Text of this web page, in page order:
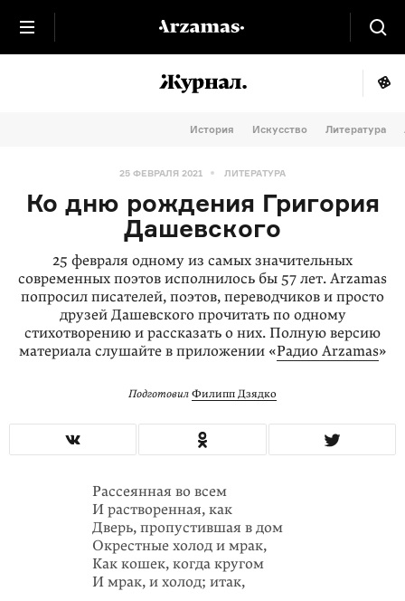
История Искусство Литература
25 ФЕВРАЛЯ 2021 ЛИТЕРАТУРА
Ко дню рождения Григория
Дашевского
25 февраля одному из самых значительных
современных поэтов исполнилось бы 57 лет. Arzamas
попросил писателей, поэтов, переводчиков и просто
друзей Дашевского прочитать по одному
стихотворению и рассказать о них. Полную версию
материала слушайте в приложении «Радио Arzamas»
Подготовил Филипп Дзядко
Рассеянная во всем
И растворенная, как
Дверь, пропустившая в дом
Окрестные холод и мрак,
Как кошек, когда кругом
И мрак, и холод; итак,